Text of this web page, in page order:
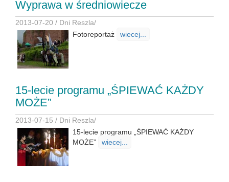
Wyprawa w średniowiecze
2013-07-20 / Dni Reszla/
Fotoreportaż
wiecej...
15-lecie programu „ŚPIEWAĆ KAŻDY
MOŻE”
2013-07-15 / Dni Reszla/
15-lecie programu „ŚPIEWAĆ KAŻDY
MOŻE”
wiecej...